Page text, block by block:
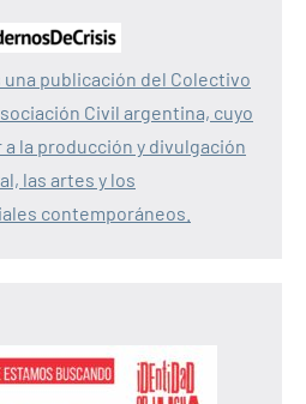
publicación del Colectivo
Civil argentina, cuyo
la producción y divulgación
las artes y los
contemporáneos.